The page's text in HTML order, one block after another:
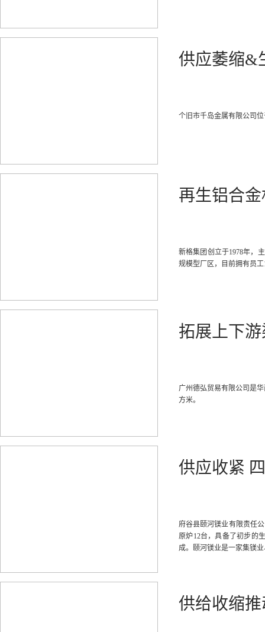
供应萎缩&
个旧市千岛金属有限公司
再生铝合
新格集团创立于1978年，
规模型厂区，目前拥有员
拓展上下
广州德弘贸易有限公司是
方米。
供应收紧
府谷县颐河镁业有限责任
原炉12台，具备了初步的
成。颐河镁业是一家集镁
供给收缩